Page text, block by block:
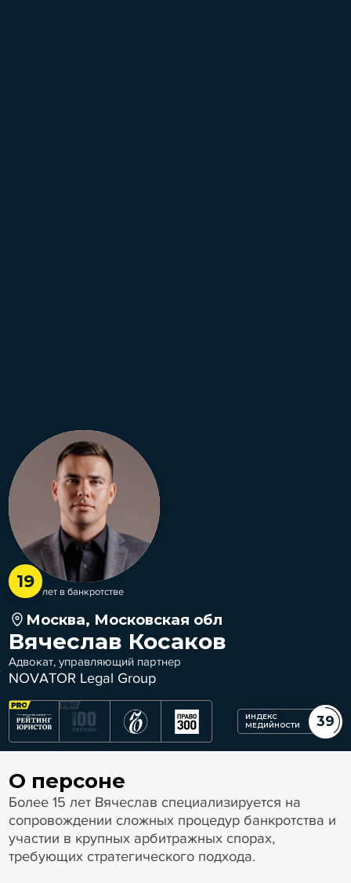
19
лет в банкротстве
Москва, Московская обл
Вячеслав Косаков
Адвокат, управляющий партнер
NOVATOR Legal Group
ИНДЕКС
МЕДИЙНОСТИ
39
О персоне
Более 15 лет Вячеслав специализируется на
сопровождении сложных процедур банкротства и
участии в крупных арбитражных спорах,
требующих стратегического подхода.